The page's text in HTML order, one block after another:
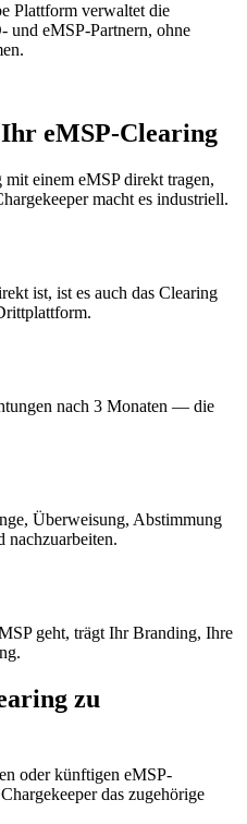
Plattform verwaltet die
und eMSP-Partnern, ohne
eMSP-Clearing
einem eMSP direkt tragen,
macht es industriell.
ist, ist es auch das Clearing
nach 3 Monaten — die
Überweisung, Abstimmung
geht, trägt Ihr Branding, Ihre
zu
oder künftigen eMSP-
das zugehörige